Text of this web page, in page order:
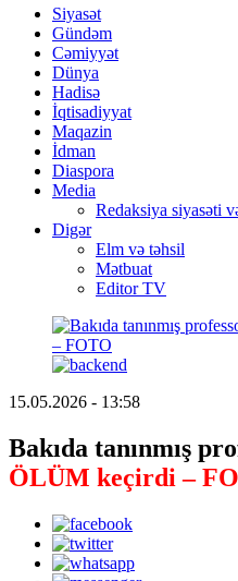
Siyasət
Gündəm
Cəmiyyət
Dünya
Hadisə
İqtisadiyyat
Maqazin
İdman
Diaspora
Media
Redaksiya siyasəti
Digər
Elm və təhsil
Mətbuat
Editor TV
15.05.2026 - 13:58
Bakıda tanınmış
ÖLÜM keçirdi –